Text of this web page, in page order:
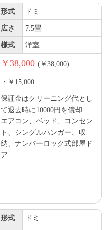
形式 ドミ
広さ 7.5畳
様式 洋室
￥38,000 (￥38,000)
・￥15,000
保証金はクリーニング代とし
て退去時に10000円を償却
エアコン、ベッド、コンセン
ト、シングルハンガー、収
納、ナンバーロック式部屋ド
ア
形式 ドミ